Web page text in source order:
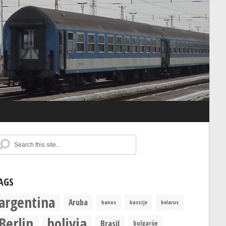
Aruba banos basszje belarus
Brasil bulgarije